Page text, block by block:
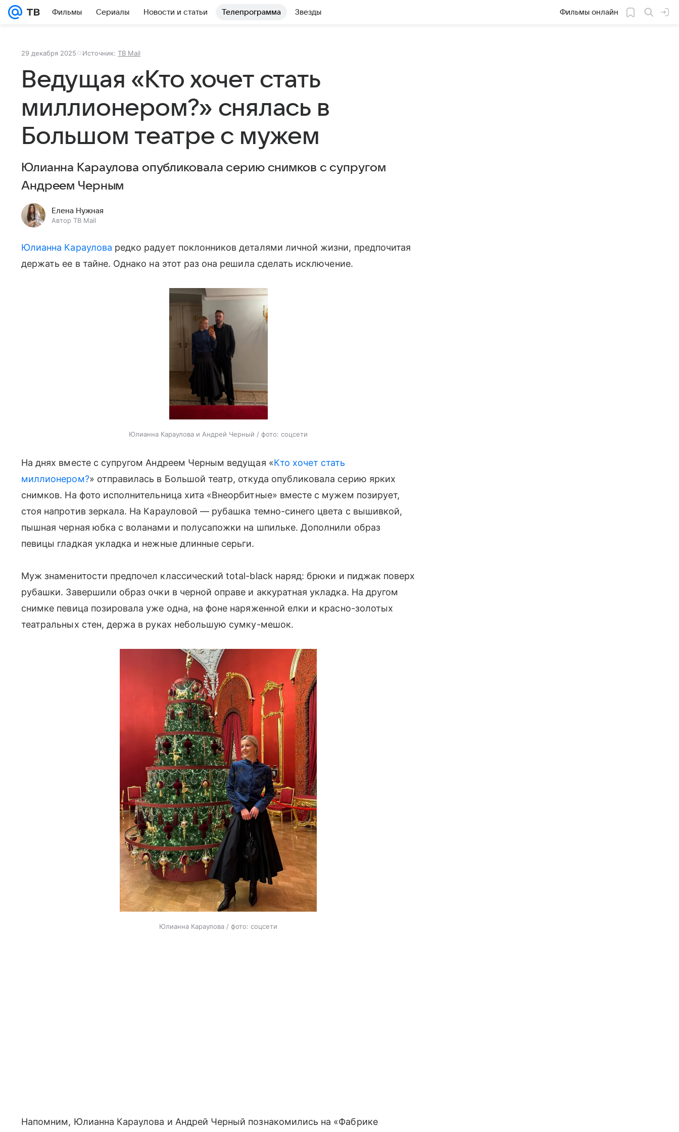
Фильмы Сериалы Новости и статьи Телепрограмма Звезды Фильмы онлайн
29 декабря 2025 Источник: ТВ Mail
Ведущая «Кто хочет стать
миллионером?» снялась в
Большом театре с мужем
Юлианна Караулова опубликовала серию снимков с супругом
Андреем Черным
Елена Нужная
Автор ТВ Mail
Юлианна Караулова редко радует поклонников деталями личной жизни, предпочитая
держать ее в тайне. Однако на этот раз она решила сделать исключение.
Юлианна Караулова и Андрей Черный / фото: соцсети
На днях вместе с супругом Андреем Черным ведущая «Кто хочет стать
миллионером?» отправилась в Большой театр, откуда опубликовала серию ярких
снимков. На фото исполнительница хита «Внеорбитные» вместе с мужем позирует,
стоя напротив зеркала. На Карауловой — рубашка темно-синего цвета с вышивкой,
пышная черная юбка с воланами и полусапожки на шпильке. Дополнили образ
певицы гладкая укладка и нежные длинные серьги.
Муж знаменитости предпочел классический total-black наряд: брюки и пиджак поверх
рубашки. Завершили образ очки в черной оправе и аккуратная укладка. На другом
снимке певица позировала уже одна, на фоне наряженной елки и красно-золотых
театральных стен, держа в руках небольшую сумку-мешок.
Юлианна Караулова / фото: соцсети
Напомним, Юлианна Караулова и Андрей Черный познакомились на «Фабрике